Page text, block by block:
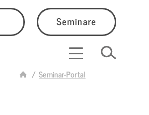
Seminare
Seminar-Portal